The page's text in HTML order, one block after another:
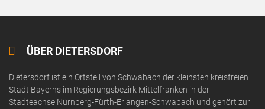
ÜBER DIETERSDORF
Dietersdorf ist ein Ortsteil von Schwabach der kleinsten kreisfreien
Stadt Bayerns im Regierungsbezirk Mittelfranken in der
Städteachse Nürnberg-Fürth-Erlangen-Schwabach und gehört zur